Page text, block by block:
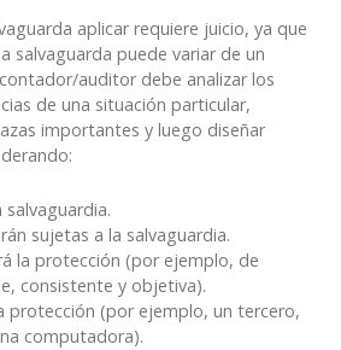
aplicar requiere juicio, ya que
salvaguarda puede variar de un
auditor debe analizar los
de una situación particular,
importantes y luego diseñar
sujetas a la salvaguardia.
la protección (por ejemplo, de
consistente y objetiva).
protección (por ejemplo, un tercero,
computadora).